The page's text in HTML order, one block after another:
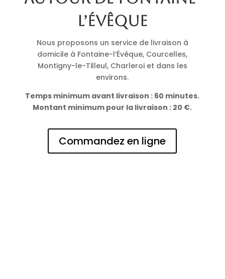
l’Évêque
Nous proposons un service de livraison à
domicile à Fontaine-l’Évêque, Courcelles,
Montigny-le-Tilleul, Charleroi et dans les
environs.
Temps minimum avant livraison : 60 minutes.
Montant minimum pour la livraison : 20 €.
Commandez en ligne